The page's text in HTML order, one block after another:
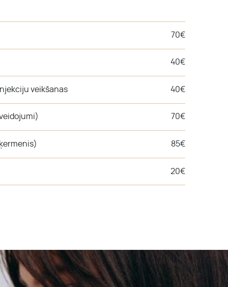
70€
40€
veikšanas 40€
70€
85€
20€